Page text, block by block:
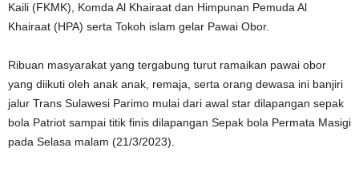
Kaili (FKMK), Komda Al Khairaat dan Himpunan Pemuda Al
Khairaat (HPA) serta Tokoh islam gelar Pawai Obor.
Ribuan masyarakat yang tergabung turut ramaikan pawai obor
yang diikuti oleh anak anak, remaja, serta orang dewasa ini banjiri
jalur Trans Sulawesi Parimo mulai dari awal star dilapangan sepak
bola Patriot sampai titik finis dilapangan Sepak bola Permata Masigi
pada Selasa malam (21/3/2023).